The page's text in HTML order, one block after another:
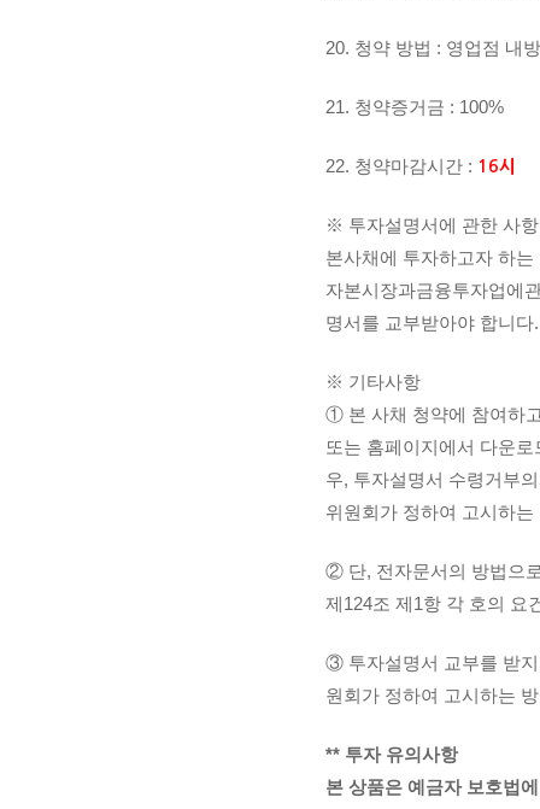
20. 청약 방법 : 영업점 내
21. 청약증거금 : 100%
22. 청약마감시간 : 16시
※ 투자설명서에 관한 사항
본사채에 투자하고자 하
자본시장과금융투자업에
명서를 교부받아야 합니다.
※ 기타사항
① 본 사채 청약에 참여하
또는 홈페이지에서 다운
우, 투자설명서 수령거부
위원회가 정하여 고시하
② 단, 전자문서의 방법으
제124조 제1항 각 호의 요
③ 투자설명서 교부를 받
원회가 정하여 고시하는
** 투자 유의사항
본 상품은 예금자 보호법